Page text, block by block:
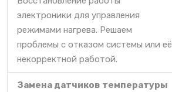
электроники для управления
режимами нагрева. Решаем
проблемы с отказом системы или её
некорректной работой.
Замена датчиков температуры